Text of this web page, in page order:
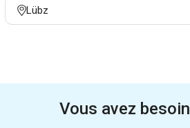
Lübz
Vous avez